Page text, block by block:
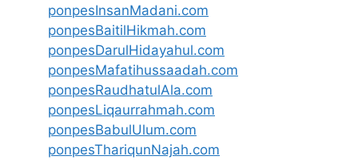
ponpesInsanMadani.com
ponpesBaitilHikmah.com
ponpesDarulHidayahul.com
ponpesMafatihussaadah.com
ponpesRaudhatulAla.com
ponpesLiqaurrahmah.com
ponpesBabulUlum.com
ponpesThariqunNajah.com